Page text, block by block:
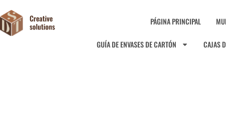
PÁGINA PRINCIPAL
GUÍA DE ENVASES DE CARTÓN CAJAS